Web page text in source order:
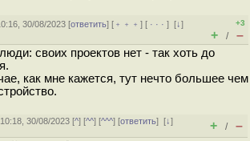
30/08/2023 [ответить] [ ﹢﹢﹢] [ · · ·][↓]
+3
+ / –
своих проектов нет - так хоть до
как мне кажется, тут нечто большее чем
30/08/2023 [^] [^^] [^^^] [ответить][↓]
+ / –